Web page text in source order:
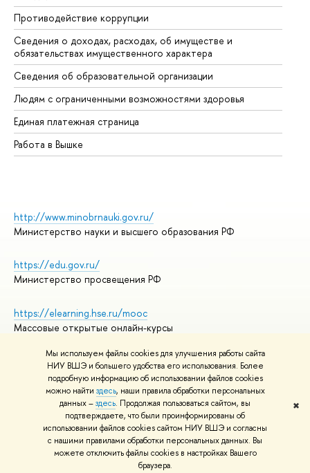
Мы используем файлы cookies для улучшения работы сайта
НИУ ВШЭ и большего удобства его использования. Более
подробную информацию об использовании файлов cookies
можно найти здесь, наши правила обработки персональных
данных –здесь. Продолжая пользоваться сайтом, вы
подтверждаете, что были проинформированы об
использовании файлов cookies сайтом НИУ ВШЭ и согласны
с нашими правилами обработки персональных данных. Вы
можете отключить файлы cookies в настройках Вашего
браузера.
✖
Противодействие коррупции
Сведения о доходах, расходах, об имуществе и
обязательствах имущественного характера
Сведения об образовательной организации
Людям с ограниченными возможностями здоровья
Единая платежная страница
Работа в Вышке
http://www.minobrnauki.gov.ru/
Министерство науки и высшего образования РФ
https://edu.gov.ru/
Министерство просвещения РФ
https://elearning.hse.ru/mooc
Массовые открытые онлайн-курсы
© НИУ ВШЭ 1993–2026
Адреса и контакты
Условия использования материалов
Политика конфиденциальности
Правила применения рекомендательных технологий в НИУ ВШЭ
Карта сайта